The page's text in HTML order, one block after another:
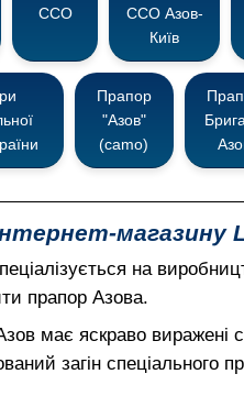
ССО
ССО Азов-
Київ
Прапор
"Азов"
(camo)
магазину
на
прапор Азова.
має яскраво
загін спеціального